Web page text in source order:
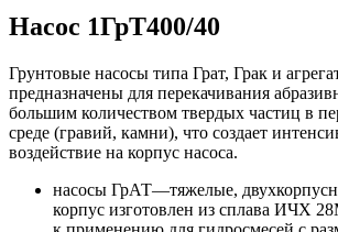
Насос 1ГрТ400/40
Грунтовые насосы типа Грат, Грак и
предназначены для перекачивания
большим количеством твердых частиц в
среде (гравий, камни), что создает
воздействие на корпус насоса.
насосы ГрАТ—тяжелые,
корпус изготовлен из сплава ИЧХ